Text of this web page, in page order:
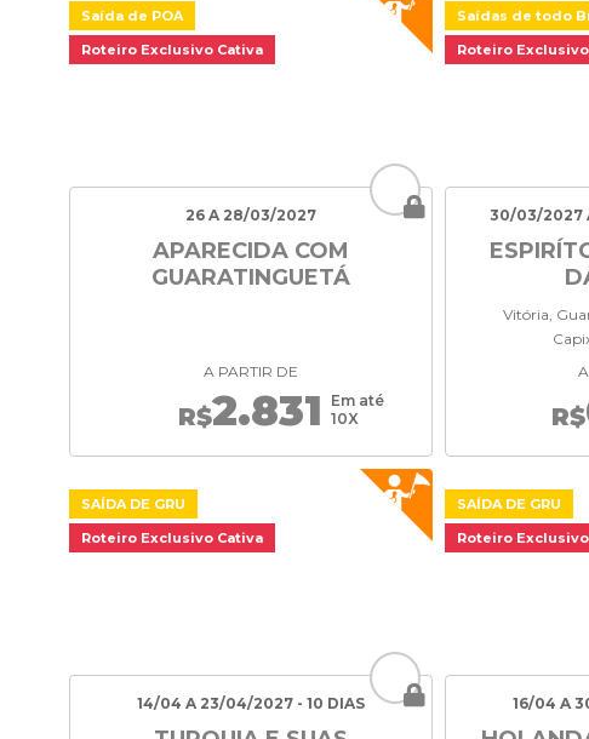
Saída de POA
Roteiro Exclusivo Cativa
26 A 28/03/2027
APARECIDA COM
GUARATINGUETÁ
A PARTIR DE
R$2.831
Em até
10X
Saídas de todo
Roteiro
30/03/2027
Vitória,
R$
SAÍDA DE GRU
Roteiro Exclusivo Cativa
14/04 A 23/04/2027 - 10 DIAS
SAÍDA DE GRU
Roteiro
16/04 A